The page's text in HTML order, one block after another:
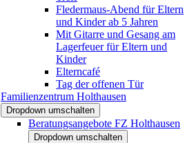
Fledermaus-Abend für Eltern
und Kinder ab 5 Jahren
Mit Gitarre und Gesang am
Lagerfeuer für Eltern und
Kinder
Elterncafé
Tag der offenen Tür
Familienzentrum Holthausen
Dropdown umschalten
Beratungsangebote FZ Holthausen
Dropdown umschalten